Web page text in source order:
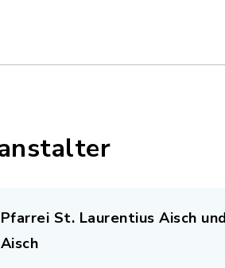
Pfarrei St. Laurentius Aisch
Aisch